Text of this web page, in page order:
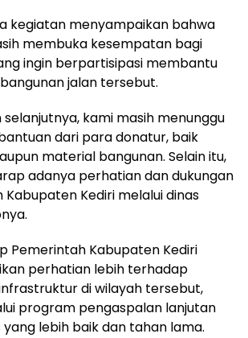
kegiatan menyampaikan bahwa
membuka kesempatan bagi
ingin berpartisipasi membantu
jalan tersebut.
selanjutnya, kami masih menunggu
dari para donatur, baik
material bangunan. Selain itu,
adanya perhatian dan dukungan
Kediri melalui dinas
Pemerintah Kabupaten Kediri
perhatian lebih terhadap
di wilayah tersebut,
program pengaspalan lanjutan
lebih baik dan tahan lama.